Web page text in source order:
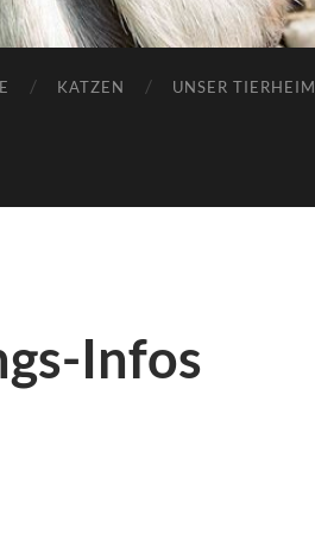
KATZEN UNSER TIERHEIM
Infos